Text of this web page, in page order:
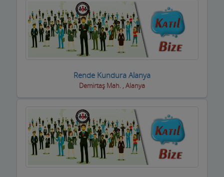
Rende Kundura Alanya
Demirtaş Mah. , Alanya